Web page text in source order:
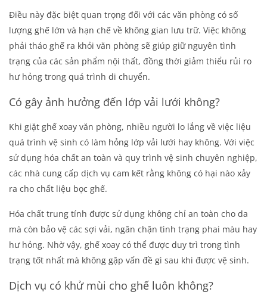
Điều này đặc biệt quan trọng đối với các văn phòng có số
lượng ghế lớn và hạn chế về không gian lưu trữ. Việc không
phải tháo ghế ra khỏi văn phòng sẽ giúp giữ nguyên tình
trạng của các sản phẩm nội thất, đồng thời giảm thiểu rủi ro
hư hỏng trong quá trình di chuyển.
Có gây ảnh hưởng đến lớp vải lưới không?
Khi giặt ghế xoay văn phòng, nhiều người lo lắng về việc liệu
quá trình vệ sinh có làm hỏng lớp vải lưới hay không. Với việc
sử dụng hóa chất an toàn và quy trình vệ sinh chuyên nghiệp,
các nhà cung cấp dịch vụ cam kết rằng không có hại nào xảy
ra cho chất liệu bọc ghế.
Hóa chất trung tính được sử dụng không chỉ an toàn cho da
mà còn bảo vệ các sợi vải, ngăn chặn tình trạng phai màu hay
hư hỏng. Nhờ vậy, ghế xoay có thể được duy trì trong tình
trạng tốt nhất mà không gặp vấn đề gì sau khi được vệ sinh.
Dịch vụ có khử mùi cho ghế luôn không?